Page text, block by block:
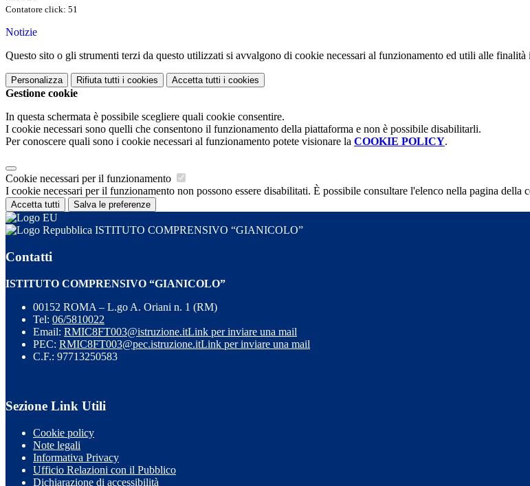
Contatore click: 51
Notizie
Questo sito o gli strumenti terzi da questo utilizzati si avvalgono di cookie necessari al funzionamento ed utili alle finalità
Personalizza Rifiuta tutti i cookies Accetta tutti i cookies
Gestione cookie
In questa schermata è possibile scegliere quali cookie consentire.
I cookie necessari sono quelli che consentono il funzionamento della piattaforma e non è possibile disabilitarli.
Per conoscere quali sono i cookie necessari al funzionamento potete visionare la COOKIE POLICY.
Cookie necessari per il funzionamento
I cookie necessari per il funzionamento non possono essere disabilitati. È possibile consultare l'elenco nella pagina della
Accetta tutti Salva le preferenze
ISTITUTO COMPRENSIVO “GIANICOLO”
Contatti
ISTITUTO COMPRENSIVO “GIANICOLO”
00152 ROMA – L.go A. Oriani n. 1 (RM)
Tel: 06/5810022
Email: RMIC8FT003@istruzione.itLink per inviare una mail
PEC: RMIC8FT003@pec.istruzione.itLink per inviare una mail
C.F.: 97713250583
Sezione Link Utili
Cookie policy
Note legali
Informativa Privacy
Ufficio Relazioni con il Pubblico
Dichiarazione di accessibilità